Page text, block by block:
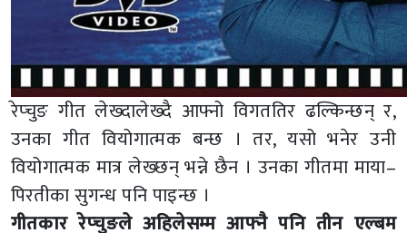
रेप्चुङ गीत लेख्दालेख्दै आफ्नो विगततिर ढल्किन्छन् र,
उनका गीत वियोगात्मक बन्छ । तर, यसो भनेर उनी
वियोगात्मक मात्र लेख्छन् भन्ने छैन । उनका गीतमा माया–
पिरतीका सुगन्ध पनि पाइन्छ ।
गीतकार रेप्चुङले अहिलेसम्म आफ्नै पनि तीन एल्बम